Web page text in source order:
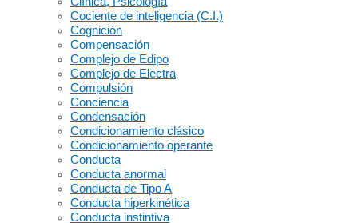
Cociente de inteligencia (C.I.)
Cognición
Compensación
Complejo de Edipo
Complejo de Electra
Compulsión
Conciencia
Condensación
Condicionamiento clásico
Condicionamiento operante
Conducta
Conducta anormal
Conducta de Tipo A
Conducta hiperkinética
Conducta instintiva